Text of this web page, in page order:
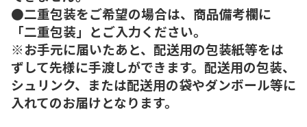
●二重包装をご希望の場合は、商品備考欄に
「二重包装」とご入力ください。
※お手元に届いたあと、配送用の包装紙等をは
ずして先様に手渡しができます。配送用の包装、
シュリンク、または配送用の袋やダンボール等に
入れてのお届けとなります。